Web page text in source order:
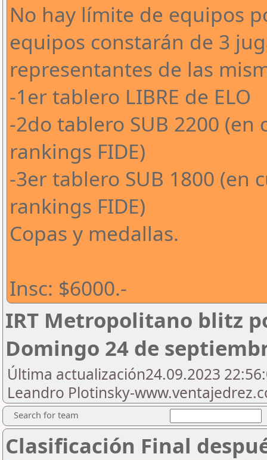
No hay límite de equipos
equipos constarán de 3
representantes de las
-1er tablero LIBRE de ELO
-2do tablero SUB 2200 (en
rankings FIDE)
-3er tablero SUB 1800 (en
rankings FIDE)
Copas y medallas.
Insc: $6000.-
IRT Metropolitano blitz
Domingo 24 de
Última actualización24.09.2023
Leandro Plotinsky-
Search for team
Clasificación Final